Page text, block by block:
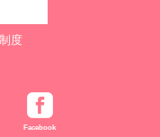
度
Facebook